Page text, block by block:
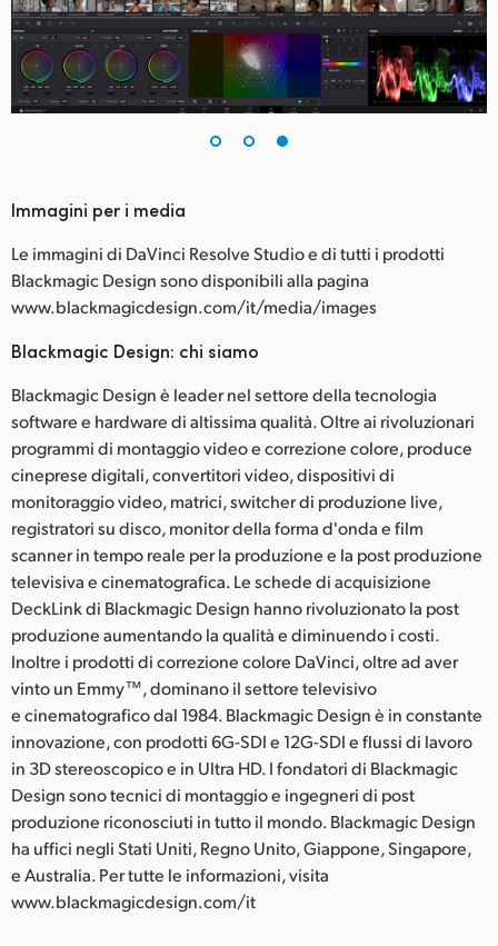
Immagini per i media
Le immagini di DaVinci Resolve Studio e di tutti i prodotti
Blackmagic Design sono disponibili alla pagina
www.blackmagicdesign.com/it/media/images
Blackmagic Design: chi siamo
Blackmagic Design è leader nel settore della tecnologia
software e hardware di altissima qualità. Oltre ai rivoluzionari
programmi di montaggio video e correzione colore, produce
cineprese digitali, convertitori video, dispositivi di
monitoraggio video, matrici, switcher di produzione live,
registratori su disco, monitor della forma d'onda e film
scanner in tempo reale per la produzione e la post produzione
televisiva e cinematografica. Le schede di acquisizione
DeckLink di Blackmagic Design hanno rivoluzionato la post
produzione aumentando la qualità e diminuendo i costi.
Inoltre i prodotti di correzione colore DaVinci, oltre ad aver
vinto un Emmy™, dominano il settore televisivo
e cinematografico dal 1984. Blackmagic Design è in constante
innovazione, con prodotti 6G-SDI e 12G-SDI e flussi di lavoro
in 3D stereoscopico e in Ultra HD. I fondatori di Blackmagic
Design sono tecnici di montaggio e ingegneri di post
produzione riconosciuti in tutto il mondo. Blackmagic Design
ha uffici negli Stati Uniti, Regno Unito, Giappone, Singapore,
e Australia. Per tutte le informazioni, visita
www.blackmagicdesign.com/it